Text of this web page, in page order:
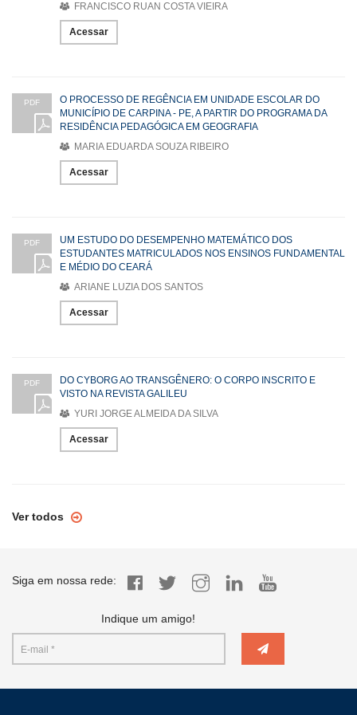
FRANCISCO RUAN COSTA VIEIRA
Acessar
PDF
O PROCESSO DE REGÊNCIA EM UNIDADE ESCOLAR DO
MUNICÍPIO DE CARPINA - PE, A PARTIR DO PROGRAMA DA
RESIDÊNCIA PEDAGÓGICA EM GEOGRAFIA
MARIA EDUARDA SOUZA RIBEIRO
Acessar
PDF
UM ESTUDO DO DESEMPENHO MATEMÁTICO DOS
ESTUDANTES MATRICULADOS NOS ENSINOS FUNDAMENTAL
E MÉDIO DO CEARÁ
ARIANE LUZIA DOS SANTOS
Acessar
PDF
DO CYBORG AO TRANSGÊNERO: O CORPO INSCRITO E
VISTO NA REVISTA GALILEU
YURI JORGE ALMEIDA DA SILVA
Acessar
Ver todos
Siga em nossa rede:
Indique um amigo!